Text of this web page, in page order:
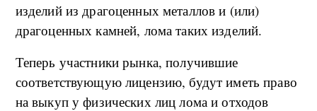
изделий из драгоценных металлов и (или)
драгоценных камней, лома таких изделий.
Теперь участники рынка, получившие
соответствующую лицензию, будут иметь право
на выкуп у физических лиц лома и отходов